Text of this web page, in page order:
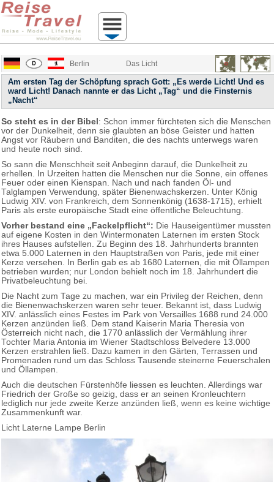
Berlin Das Licht
Am ersten Tag der Schöpfung sprach Gott: „Es werde Licht! Und es
ward Licht! Danach nannte er das Licht „Tag“ und die Finsternis
„Nacht“
So steht es in der Bibel: Schon immer fürchteten sich die Menschen
vor der Dunkelheit, denn sie glaubten an böse Geister und hatten
Angst vor Räubern und Banditen, die des nachts unterwegs waren
und heute noch sind.
So sann die Menschheit seit Anbeginn darauf, die Dunkelheit zu
erhellen. In Urzeiten hatten die Menschen nur die Sonne, ein offenes
Feuer oder einen Kienspan. Nach und nach fanden Öl- und
Talglampen Verwendung, später Bienenwachskerzen. Unter König
Ludwig XIV. von Frankreich, dem Sonnenkönig (1638-1715), erhielt
Paris als erste europäische Stadt eine öffentliche Beleuchtung.
Vorher bestand eine „Fackelpflicht“: Die Hauseigentümer mussten
auf eigene Kosten in den Wintermonaten Laternen im ersten Stock
ihres Hauses aufstellen. Zu Beginn des 18. Jahrhunderts brannten
etwa 5.000 Laternen in den Hauptstraßen von Paris, jede mit einer
Kerze versehen. In Berlin gab es ab 1680 Laternen, die mit Öllampen
betrieben wurden; nur London behielt noch im 18. Jahrhundert die
Privatbeleuchtung bei.
Die Nacht zum Tage zu machen, war ein Privileg der Reichen, denn
die Bienenwachskerzen waren sehr teuer. Bekannt ist, dass Ludwig
XIV. anlässlich eines Festes im Park von Versailles 1688 rund 24.000
Kerzen anzünden ließ. Dem stand Kaiserin Maria Theresia von
Österreich nicht nach, die 1770 anlässlich der Vermählung ihrer
Tochter Maria Antonia im Wiener Stadtschloss Belvedere 13.000
Kerzen erstrahlen ließ. Dazu kamen in den Gärten, Terrassen und
Promenaden rund um das Schloss Tausende steinerne Feuerschalen
und Öllampen.
Auch die deutschen Fürstenhöfe liessen es leuchten. Allerdings war
Friedrich der Große so geizig, dass er an seinen Kronleuchtern
lediglich nur jede zweite Kerze anzünden ließ, wenn es keine wichtige
Zusammenkunft war.
Licht Laterne Lampe Berlin